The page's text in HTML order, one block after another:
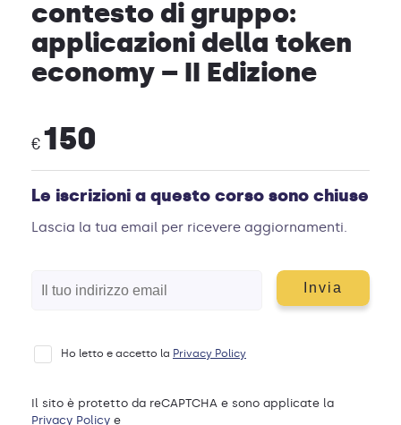
contesto di gruppo:
applicazioni della token
economy – II Edizione
€150
Le iscrizioni a questo corso sono chiuse
Lascia la tua email per ricevere aggiornamenti.
Ho letto e accetto la Privacy Policy
Il sito è protetto da reCAPTCHA e sono applicate la
Privacy Policy e